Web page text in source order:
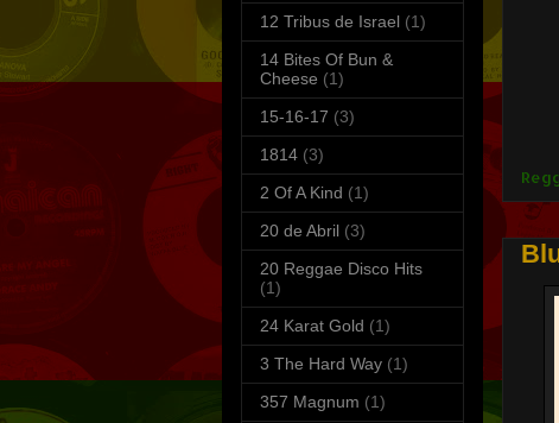
12 Tribus de Israel (1)
14 Bites Of Bun &
Cheese (1)
15-16-17 (3)
1814 (3)
2 Of A Kind (1)
20 de Abril (3)
20 Reggae Disco Hits
(1)
24 Karat Gold (1)
3 The Hard Way (1)
357 Magnum (1)